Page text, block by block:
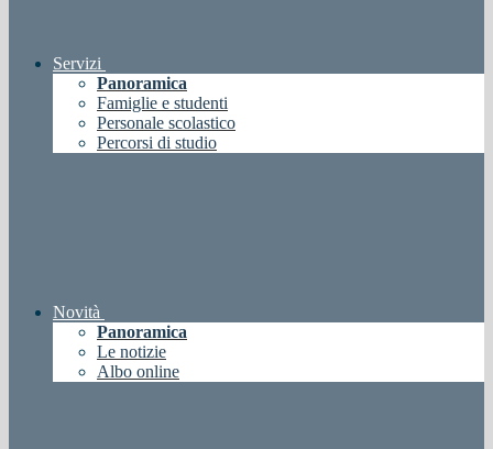
Servizi
Panoramica
Famiglie e studenti
Personale scolastico
Percorsi di studio
Novità
Panoramica
Le notizie
Albo online